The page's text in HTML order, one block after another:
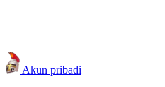
Akun pribadi